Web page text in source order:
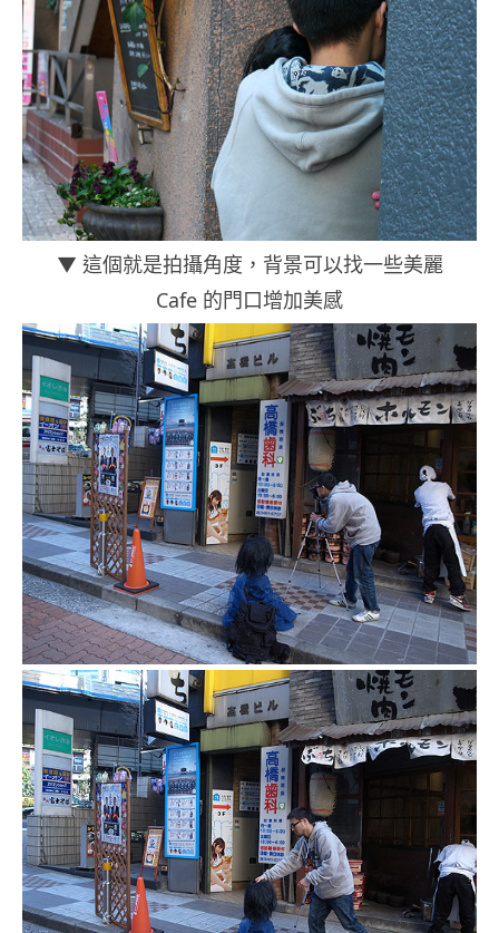
▼ 這個就是拍攝角度，背景可以找一些美麗
Cafe 的門口增加美感